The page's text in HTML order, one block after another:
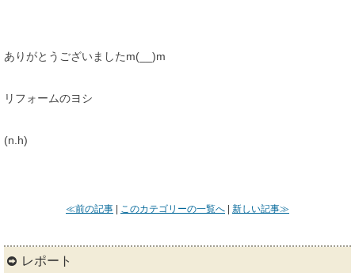
ありがとうございましたm(__)m
リフォームのヨシ
(n.h)
≪前の記事 このカテゴリーの一覧へ 新しい記事≫
レポート